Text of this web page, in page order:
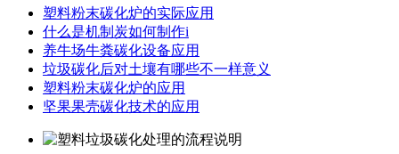
塑料粉末碳化炉的实际应用
什么是机制炭如何制作i
养牛场牛粪碳化设备应用
垃圾碳化后对土壤有哪些不一样意义
塑料粉末碳化炉的应用
坚果果壳碳化技术的应用